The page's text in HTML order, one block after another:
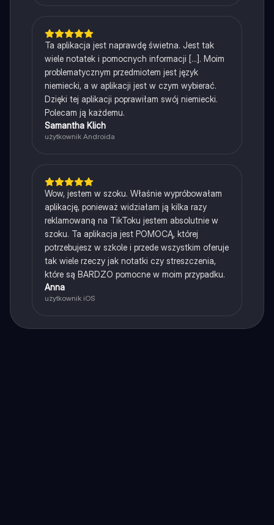
Ta aplikacja jest naprawdę świetna. Jest tak
wiele notatek i pomocnych informacji [...]. Moim
problematycznym przedmiotem jest język
niemiecki, a w aplikacji jest w czym wybierać.
Dzięki tej aplikacji poprawiłam swój niemiecki.
Polecam ją każdemu.
Samantha Klich
użytkownik Androida
Wow, jestem w szoku. Właśnie wypróbowałam
aplikację, ponieważ widziałam ją kilka razy
reklamowaną na TikToku jestem absolutnie w
szoku. Ta aplikacja jest POMOCĄ, której
potrzebujesz w szkole i przede wszystkim oferuje
tak wiele rzeczy jak notatki czy streszczenia,
które są BARDZO pomocne w moim przypadku.
Anna
użytkownik iOS